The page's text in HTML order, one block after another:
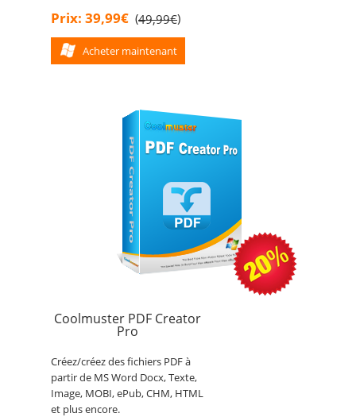
Prix: 39,99€ (49,99€)
Acheter maintenant
Coolmuster PDF Creator
Pro
Créez/créez des fichiers PDF à
partir de MS Word Docx, Texte,
Image, MOBI, ePub, CHM, HTML
et plus encore.